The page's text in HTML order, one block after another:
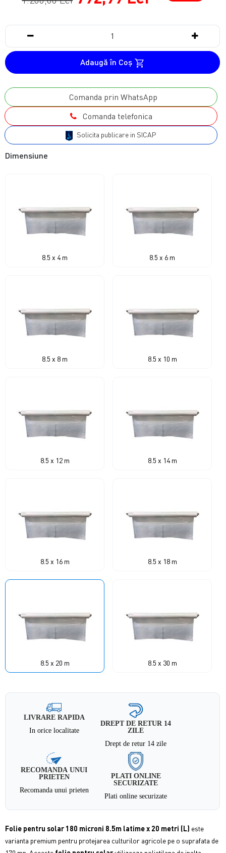
Adaugă în Coş
Comanda prin WhatsApp
Comanda telefonica
Solicita publicare in SICAP
Dimensiune
8.5 x 4 m 8.5 x 6 m
8.5 x 8 m 8.5 x 10 m
8.5 x 12 m 8.5 x 14 m
8.5 x 16 m 8.5 x 18 m
8.5 x 20 m 8.5 x 30 m
LIVRARE RAPIDA
In orice localitate
DREPT DE RETUR 14
ZILE
Drept de retur 14 zile
RECOMANDA UNUI
PRIETEN
Recomanda unui prieten
PLATI ONLINE
SECURIZATE
Plati online securizate
Folie pentru solar 180 microni 8.5m latime x 20 metri (L) este
varianta premium pentru protejarea culturilor agricole pe o suprafata de